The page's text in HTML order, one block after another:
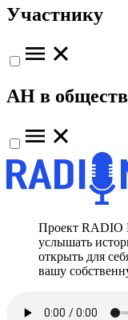
Участнику
АН в
Проект RADIO
услышать
открыть для
вашу